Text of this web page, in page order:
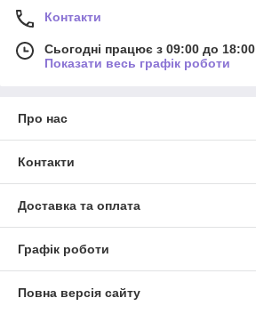
Контакти
Сьогодні працює з 09:00 до 18:00
Показати весь графік роботи
Про нас
Контакти
Доставка та оплата
Графік роботи
Повна версія сайту